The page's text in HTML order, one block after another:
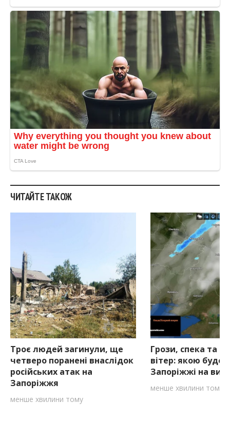
ЧИТАЙТЕ ТАКОЖ
Троє людей загинули, ще
четверо поранені внаслідок
російських атак на
Запоріжжя
менше хвилини тому
Грози, спека та
вітер: якою буде
Запоріжжі на
менше хвилини тому